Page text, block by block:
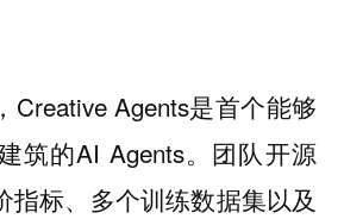
Creative Agents是首个能够
筑的AI Agents。团队开源
指标、多个训练数据集以及